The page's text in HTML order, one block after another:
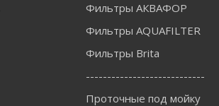
Фильтры АКВАФОР
Фильтры AQUAFILTER
Фильтры Brita
----------------------------
Проточные под мойку